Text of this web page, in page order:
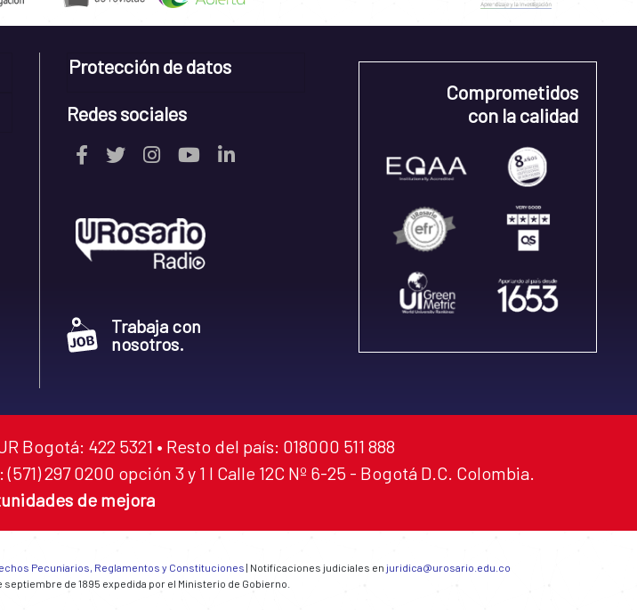
Protección de datos
Redes sociales
Trabaja con
nosotros.
Comprometidos
con la calidad
Bogotá: 422 5321 • Resto del país: 018000 511 888
297 0200 opción 3 y 1 I Calle 12C Nº 6-25 - Bogotá D.C. Colombia.
de mejora
Pecuniarios, Reglamentos y Constituciones | Notificaciones judiciales en juridica@urosario.edu.co
de 1895 expedida por el Ministerio de Gobierno.